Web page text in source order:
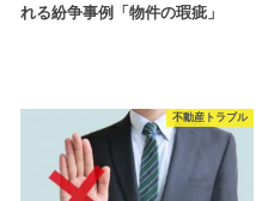
れる紛争事例「物件の瑕疵」
不動産トラブル